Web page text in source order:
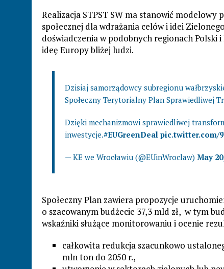
Realizacja STPST SW ma stanowić
społecznej dla wdrażania celów i idei
doświadczenia w podobnych regionach Polski
ideę Europy bliżej ludzi.
Dzisiaj samorządowcy subregionu
Społeczny Terytorialny Plan Sprawiedliwej
Dzięki mechanizmowi sprawiedliwej
inwestycje.#EUGreenDeal pic.twitter.com/
— KE we Wrocławiu (@EUinWroclaw) May
Społeczny Plan zawiera propozycje
o szacowanym budżecie 37,3 mld zł, w tym
wskaźniki służące monitorowaniu i ocenie
całkowita redukcja szacunkowo
mln ton do 2050 r.,